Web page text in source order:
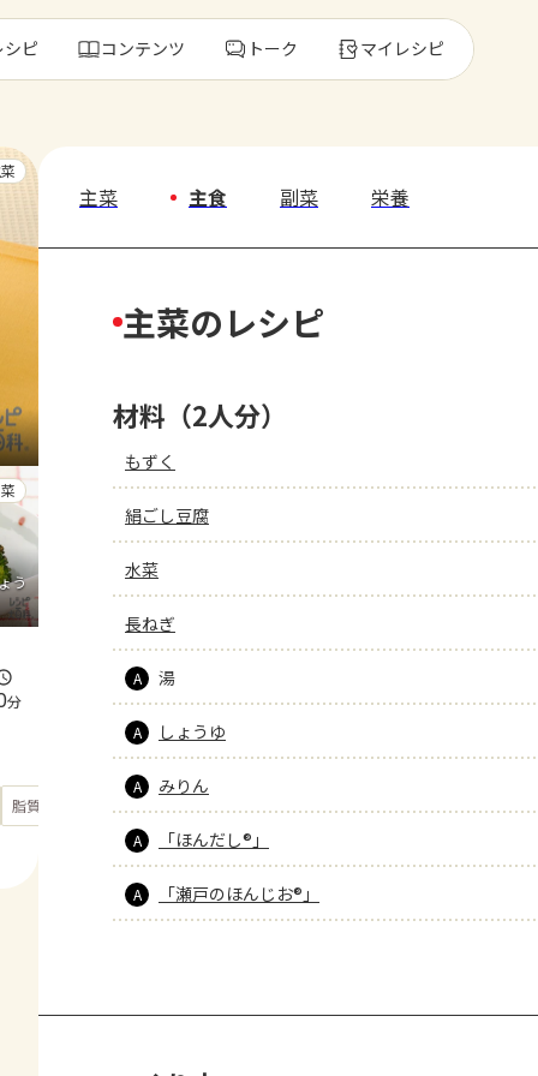
ピ コンテンツ トーク マイレシピ
う
分
脂質 もっと見る
主菜 主食 副菜 栄養
主菜のレシピ
材料（2人分）
もずく
絹ごし豆腐
水菜
長ねぎ
A 湯
A しょうゆ
A みりん
A 「ほんだし®」
A 「瀬戸のほんじお®」